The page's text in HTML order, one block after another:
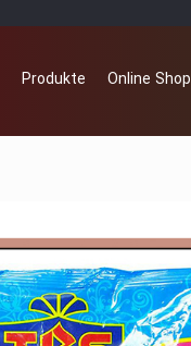
Produkte Online Shop